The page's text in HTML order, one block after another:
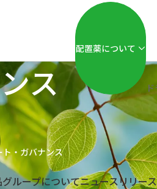
配置薬について
ループについてニュースリリース
ト・ガバナンス
ス